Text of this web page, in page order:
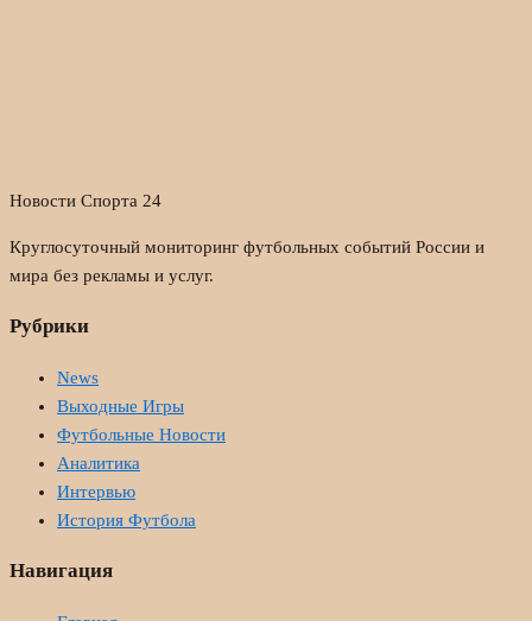
Новости Спорта 24
Круглосуточный мониторинг футбольных событий России и
мира без рекламы и услуг.
Рубрики
News
Выходные Игры
Футбольные Новости
Аналитика
Интервью
История Футбола
Навигация